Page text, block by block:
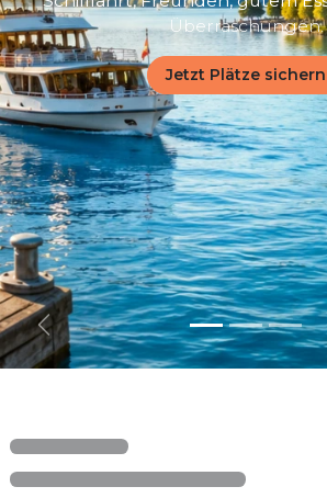
Überraschungen.
Jetzt Plätze sichern
Zurück